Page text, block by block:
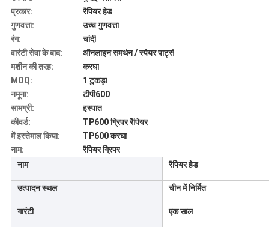
प्रकार:
रैपियर हेड
गुणवत्ता:
उच्च गुणवत्ता
रंग:
चांदी
वारंटी सेवा के बाद:
ऑनलाइन समर्थन / स्पेयर पार्ट्स
मशीन की तरह:
करघा
MOQ:
1 टुकड़ा
नमूना:
टीपी600
सामग्री:
इस्पात
कीवर्ड:
TP600 ग्रिपर रैपियर
में इस्तेमाल किया:
TP600 करघा
नाम:
रैपियर ग्रिपर
नाम
रैपियर हेड
उत्पादन स्थल चीन में निर्मित
गारंटी एक साल